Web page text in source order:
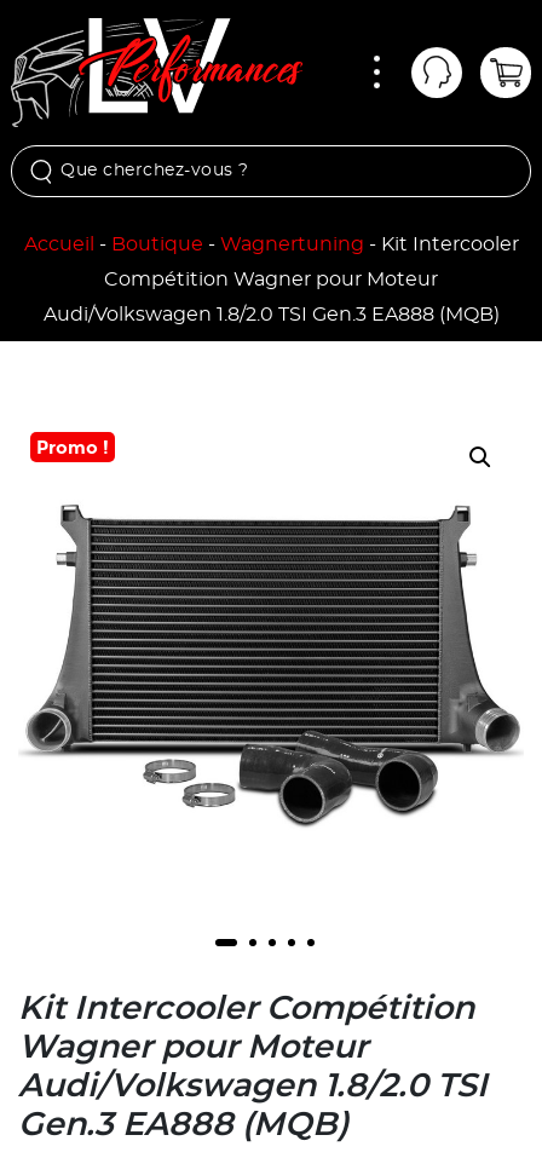
Mon
Accueil - Boutique - Wagnertuning - Kit Intercooler
Compétition Wagner pour Moteur
Audi/Volkswagen 1.8/2.0 TSI Gen.3 EA888 (MQB)
Promo !
Kit Intercooler Compétition
Wagner pour Moteur
Audi/Volkswagen 1.8/2.0 TSI
Gen.3 EA888 (MQB)